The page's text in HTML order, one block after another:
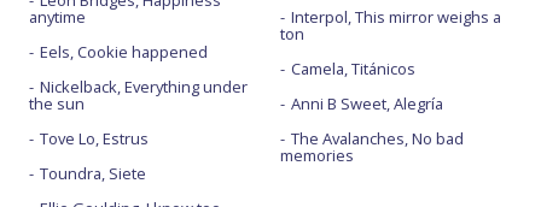
anytime
Eels, Cookie happened
Nickelback, Everything under
the sun
Tove Lo, Estrus
Toundra, Siete
Interpol, This mirror weighs a
ton
Camela, Titánicos
Anni B Sweet, Alegría
The Avalanches, No bad
memories